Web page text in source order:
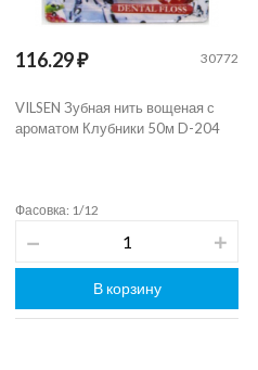
116.29 ₽ 30772
VILSEN Зубная нить вощеная с
ароматом Клубники 50м D-204
Фасовка: 1/12
В корзину